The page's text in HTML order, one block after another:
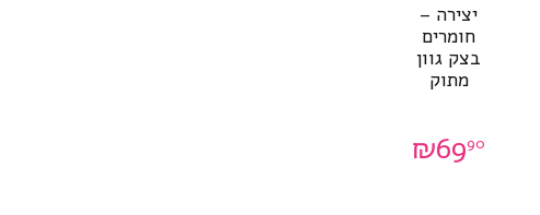
יצירה –
חומרים
בצק גוון
מתוק
₪6990